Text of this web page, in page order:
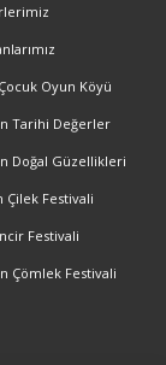
Oyun Köyü
Tarihi Değerler
Doğal Güzellikleri
Çilek Festivali
Festivali
Çömlek Festivali